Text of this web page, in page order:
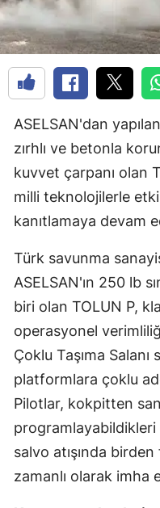
ASELSAN'dan
zırhlı ve betonla
kuvvet çarpanı olan
milli teknolojilerle
kanıtlamaya devam
Türk savunma
ASELSAN'ın 250 lb
biri olan TOLUN P,
operasyonel
Çoklu Taşıma
platformlara çoklu
Pilotlar, kokpitten
salvo atışında
zamanlı olarak imha